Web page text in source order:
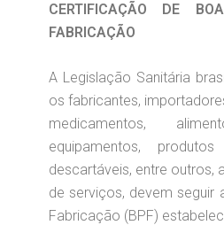
CERTIFICAÇÃO DE
FABRICAÇÃO
A Legislação Sanitária
os fabricantes,
medicamentos,
equipamentos,
descartáveis, entre outros,
de serviços, devem seguir
Fabricação (BPF)